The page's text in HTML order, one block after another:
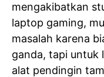
mengakibatkan
laptop gaming,
masalah karena
ganda, tapi untuk
alat pendingin